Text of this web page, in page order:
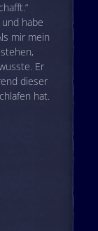
habe
mir mein
Er
dieser
hat.